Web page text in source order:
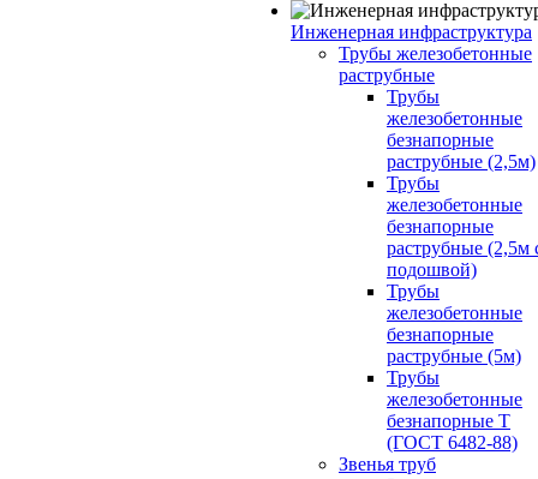
Инженерная инфраструктура
Трубы железобетонные
раструбные
Трубы
железобетонные
безнапорные
раструбные (2,5м)
Трубы
железобетонные
безнапорные
раструбные (2,5м
подошвой)
Трубы
железобетонные
безнапорные
раструбные (5м)
Трубы
железобетонные
безнапорные Т
(ГОСТ 6482-88)
Звенья труб